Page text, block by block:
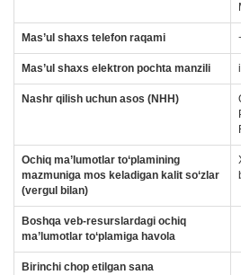
Mas’ul shaxs telefon raqami
Mas’ul shaxs elektron pochta manzili
Nashr qilish uchun asos (NHH)
Ochiq ma’lumotlar to‘plamining
mazmuniga mos keladigan kalit so‘zlar
(vergul bilan)
Boshqa veb-resurslardagi ochiq
ma’lumotlar to‘plamiga havola
Birinchi chop etilgan sana